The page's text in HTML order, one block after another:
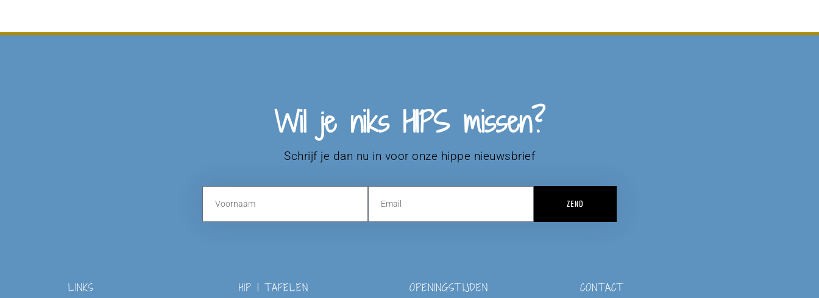
Wil je niks HIPS missen?
Schrijf je dan nu in voor onze hippe nieuwsbrief
ZEND
LINKS HIP | TAFELEN OPENINGSTIJDEN CONTACT